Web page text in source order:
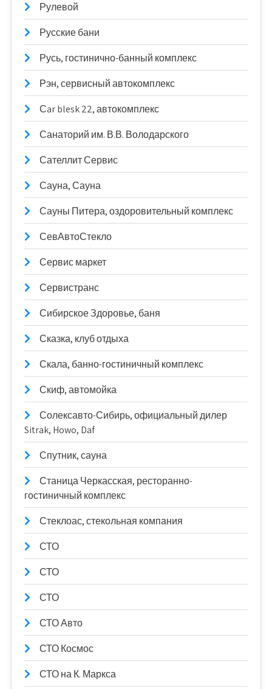
Рулевой
Русские бани
Русь, гостинично-банный комплекс
Рэн, сервисный автокомплекс
Сar blesk 22, автокомплекс
Санаторий им. В.В. Володарского
Сателлит Сервис
Сауна, Сауна
Сауны Питера, оздоровительный комплекс
СевАвтоСтекло
Сервис маркет
Сервистранс
Сибирское Здоровье, баня
Сказка, клуб отдыха
Скала, банно-гостиничный комплекс
Скиф, автомойка
Солексавто-Сибирь, официальный дилер
Sitrak, Howo, Daf
Спутник, сауна
Станица Черкасская, ресторанно-
гостиничный комплекс
Стеклоас, стекольная компания
СТО
СТО
СТО
СТО Авто
СТО Космос
СТО на К. Маркса